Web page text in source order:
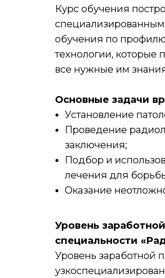
Курс обучения
обучения по
технологии, которые
все нужные им
Основные задачи
Установление
Проведение
заключения;
Подбор и
лечения для
Оказание
Уровень
специальности
Уровень заработной